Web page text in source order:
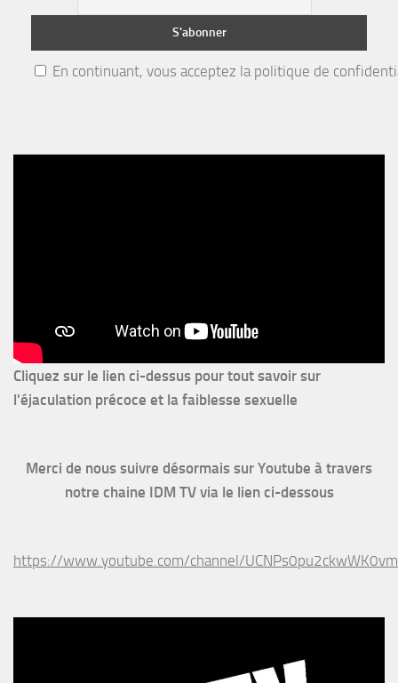
En continuant, vous acceptez la politique de
Cliquez sur le lien ci-dessus pour tout savoir sur
l'éjaculation précoce et la faiblesse sexuelle
Merci de nous suivre désormais sur Youtube à travers
notre chaine IDM TV via le lien ci-dessous
https://www.youtube.com/channel/